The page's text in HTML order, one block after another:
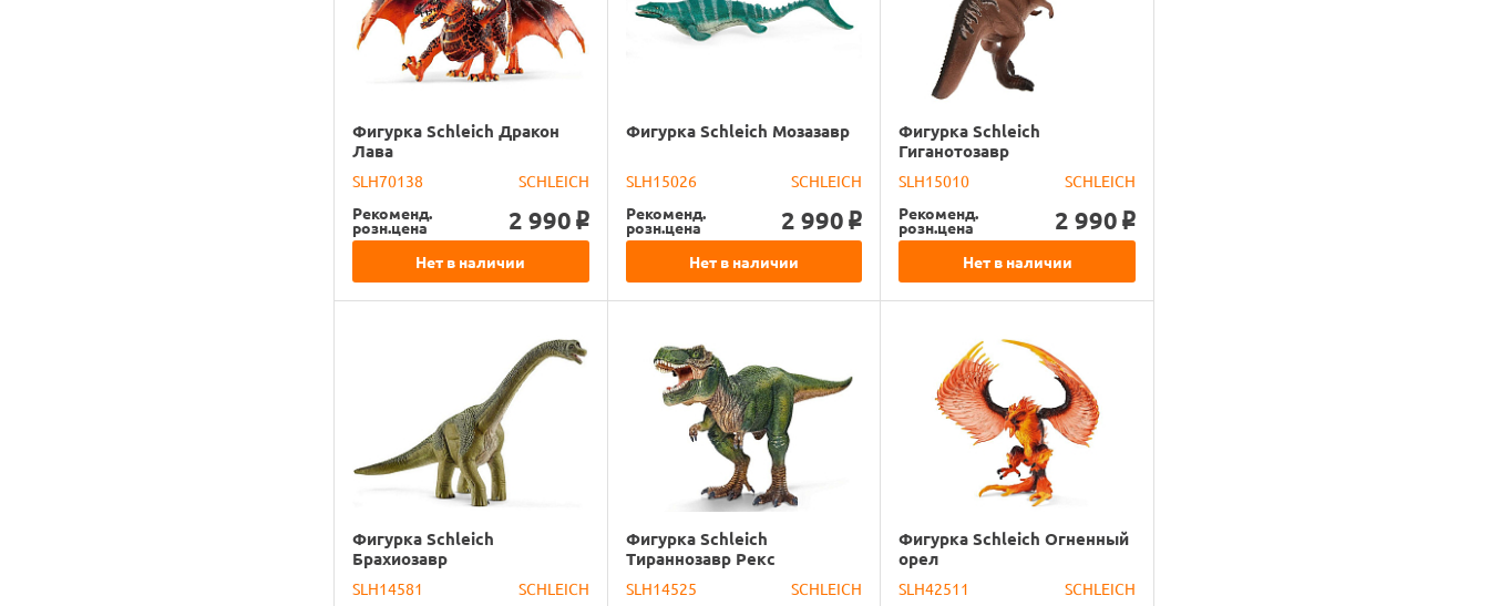
Фигурка Schleich Дракон
Лава
SLH70138
SCHLEICH
Рекоменд.
розн.цена 2 990 o
Нет в наличии
Фигурка Schleich Мозазавр
SLH15026
SCHLEICH
Рекоменд.
розн.цена 2 990 o
Нет в наличии
Фигурка Schleich
Гиганотозавр
SLH15010
SCHLEICH
Рекоменд.
розн.цена 2 990 o
Нет в наличии
Фигурка Schleich
Брахиозавр
SLH14581
SCHLEICH
Фигурка Schleich
Тираннозавр Рекс
SLH14525
SCHLEICH
Фигурка Schleich Огненный
орел
SLH42511
SCHLEICH